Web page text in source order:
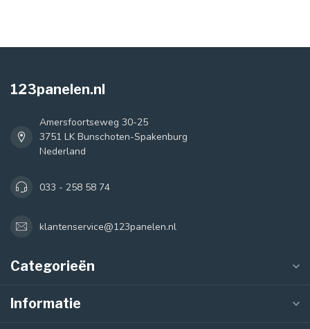
123panelen.nl
Amersfoortseweg 30-25
3751 LK Bunschoten-Spakenburg
Nederland
033 - 258 58 74
klantenservice@123panelen.nl
Categorieën
Informatie